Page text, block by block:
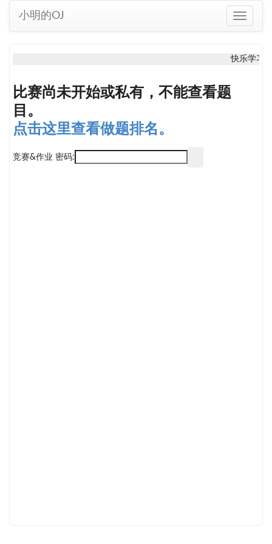
Toggle
小明的OJ
快乐学习
比赛尚未开始或私有，不能查看题
目。
点击这里查看做题排名。
竞赛&作业 密码: